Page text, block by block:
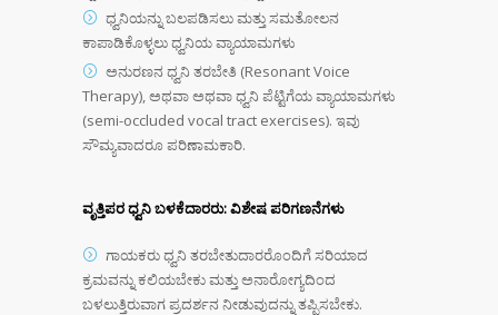
ಧ್ವನಿಯನ್ನು ಬಲಪಡಿಸಲು ಮತ್ತು ಸಮತೋಲನ
ಕಾಪಾಡಿಕೊಳ್ಳಲು ಧ್ವನಿಯ ವ್ಯಾಯಾಮಗಳು
ಅನುರಣನ ಧ್ವನಿ ತರಬೇತಿ (Resonant Voice
Therapy), ಅಥವಾ ಅಥವಾ ಧ್ವನಿ ಪೆಟ್ಟಿಗೆಯ ವ್ಯಾಯಾಮಗಳು
(semi-occluded vocal tract exercises). ಇವು
ಸೌಮ್ಯವಾದರೂ ಪರಿಣಾಮಕಾರಿ.
ವೃತ್ತಿಪರ ಧ್ವನಿ ಬಳಕೆದಾರರು: ವಿಶೇಷ ಪರಿಗಣನೆಗಳು
ಗಾಯಕರು ಧ್ವನಿ ತರಬೇತುದಾರರೊಂದಿಗೆ ಸರಿಯಾದ
ಕ್ರಮವನ್ನು ಕಲಿಯಬೇಕು ಮತ್ತು ಅನಾರೋಗ್ಯದಿಂದ
ಬಳಲುತ್ತಿರುವಾಗ ಪ್ರದರ್ಶನ ನೀಡುವುದನ್ನು ತಪ್ಪಿಸಬೇಕು.